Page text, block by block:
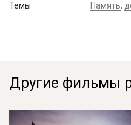
Темы Память,
Другие фильмы